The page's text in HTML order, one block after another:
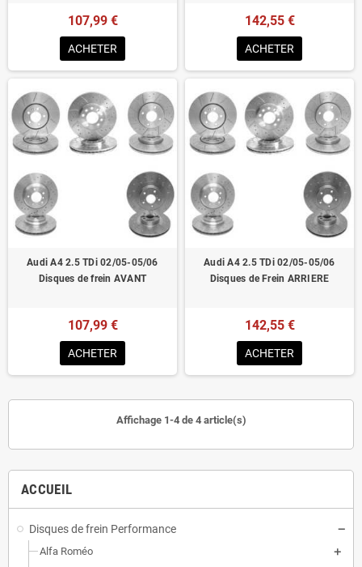
ACCUEIL
Disques de frein Performance
Alfa Roméo
107,99 €
ACHETER
142,55 €
ACHETER
Audi A4 2.5 TDi 02/05-05/06
Disques de frein AVANT
107,99 €
ACHETER
Audi A4 2.5 TDi 02/05-05/06
Disques de Frein ARRIERE
142,55 €
ACHETER
Affichage 1-4 de 4 article(s)